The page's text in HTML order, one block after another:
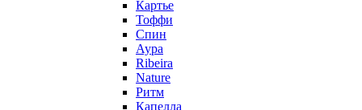
Картье
Тоффи
Спин
Аура
Ribeira
Nature
Ритм
Капелла